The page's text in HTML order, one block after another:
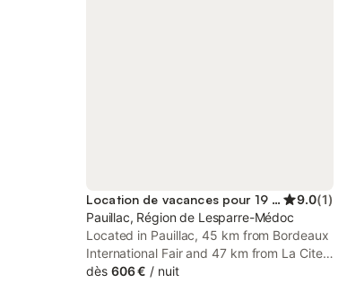
Location de vacances pour 19 personnes 9.0(1)
Pauillac, Région de Lesparre-Médoc
Located in Pauillac, 45 km from Bordeaux
International Fair and 47 km from La Cite
du Vin, Grand Gîte Médoc 7 Chambres
dès 606 € / nuit